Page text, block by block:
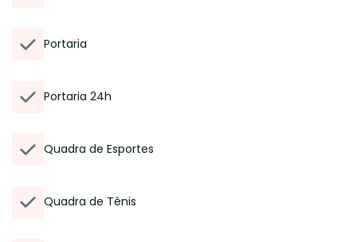
Portaria
Portaria 24h
Quadra de Esportes
Quadra de Tênis